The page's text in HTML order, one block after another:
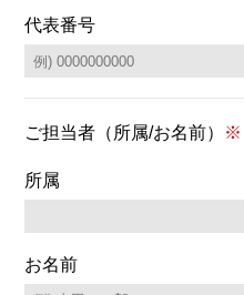
代表番号
ご担当者 （所属/お名前） ※
所属
お名前